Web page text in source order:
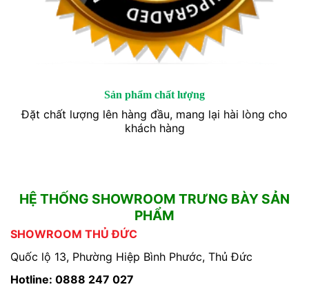
Sản phẩm chất lượng
Đặt chất lượng lên hàng đầu, mang lại hài lòng cho
khách hàng
HỆ THỐNG SHOWROOM TRƯNG BÀY SẢN
PHẨM
SHOWROOM THỦ ĐỨC
Quốc lộ 13, Phường Hiệp Bình Phước, Thủ Đức
Hotline: 0888 247 027